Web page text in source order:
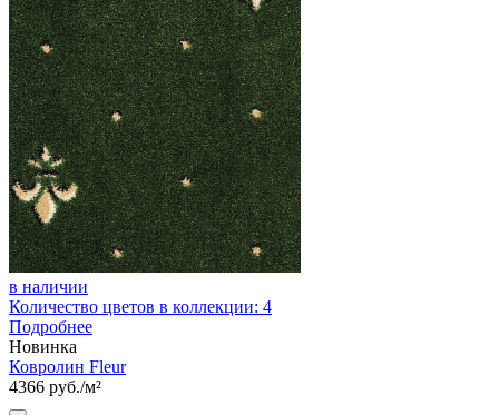
в наличии
Количество цветов в коллекции: 4
Подробнее
Новинка
Ковролин Fleur
4366 руб./м²